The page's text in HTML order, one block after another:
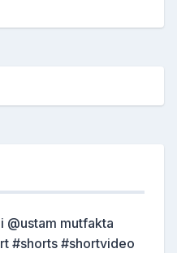
@ustam mutfakta
#shorts #shortvideo